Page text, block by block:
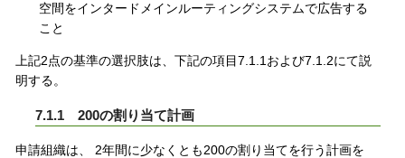
空間をインタードメインルーティングシステムで広告する
こと
上記2点の基準の選択肢は、下記の項目7.1.1および7.1.2にて説
明する。
7.1.1 200の割り当て計画
申請組織は、 2年間に少なくとも200の割り当てを行う計画を